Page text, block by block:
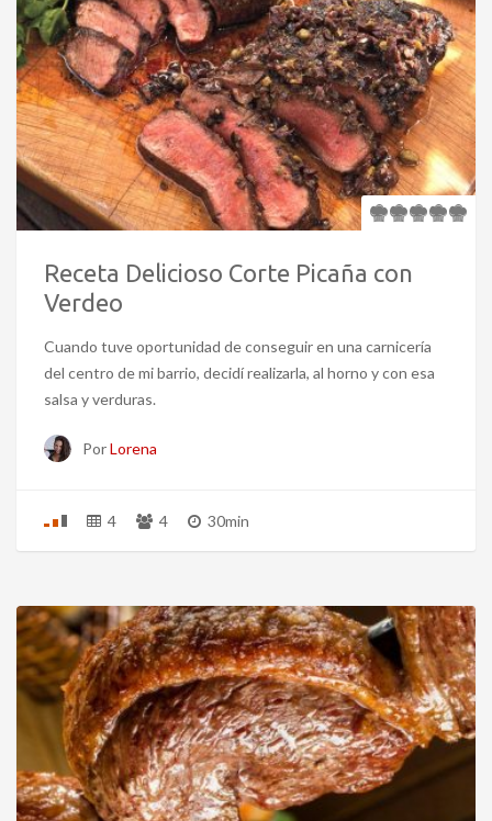
Receta Delicioso Corte Picaña con
Verdeo
Cuando tuve oportunidad de conseguir en una carnicería
del centro de mi barrio, decidí realizarla, al horno y con esa
salsa y verduras.
PorLorena
4 4 30min